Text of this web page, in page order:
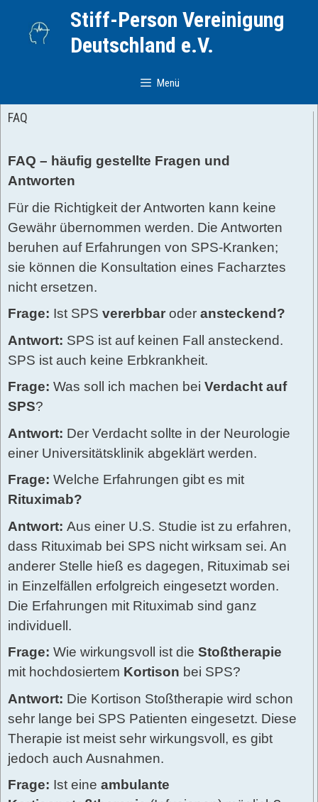
springen
Stiff-Person Vereinigung
Deutschland e.V.
Menü
FAQ
FAQ – häufig gestellte Fragen und
Antworten
Für die Richtigkeit der Antworten kann keine
Gewähr übernommen werden. Die Antworten
beruhen auf Erfahrungen von SPS-Kranken;
sie können die Konsultation eines Facharztes
nicht ersetzen.
Frage: Ist SPS vererbbar oder ansteckend?
Antwort: SPS ist auf keinen Fall ansteckend.
SPS ist auch keine Erbkrankheit.
Frage: Was soll ich machen bei Verdacht auf
SPS?
Antwort: Der Verdacht sollte in der Neurologie
einer Universitätsklinik abgeklärt werden.
Frage: Welche Erfahrungen gibt es mit
Rituximab?
Antwort: Aus einer U.S. Studie ist zu erfahren,
dass Rituximab bei SPS nicht wirksam sei. An
anderer Stelle hieß es dagegen, Rituximab sei
in Einzelfällen erfolgreich eingesetzt worden.
Die Erfahrungen mit Rituximab sind ganz
individuell.
Frage: Wie wirkungsvoll ist die Stoßtherapie
mit hochdosiertem Kortison bei SPS?
Antwort: Die Kortison Stoßtherapie wird schon
sehr lange bei SPS Patienten eingesetzt. Diese
Therapie ist meist sehr wirkungsvoll, es gibt
jedoch auch Ausnahmen.
Frage: Ist eine ambulante